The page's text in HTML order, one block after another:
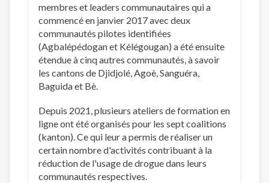
membres et leaders communautaires qui a
commencé en janvier 2017 avec deux
communautés pilotes identifiées
(Agbalépédogan et Kélégougan) a été ensuite
étendue à cinq autres communautés, à savoir
les cantons de Djidjolé, Agoè, Sanguéra,
Baguida et Bè.
Depuis 2021, plusieurs ateliers de formation en
ligne ont été organisés pour les sept coalitions
(kanton). Ce qui leur a permis de réaliser un
certain nombre d'activités contribuant à la
réduction de l'usage de drogue dans leurs
communautés respectives.